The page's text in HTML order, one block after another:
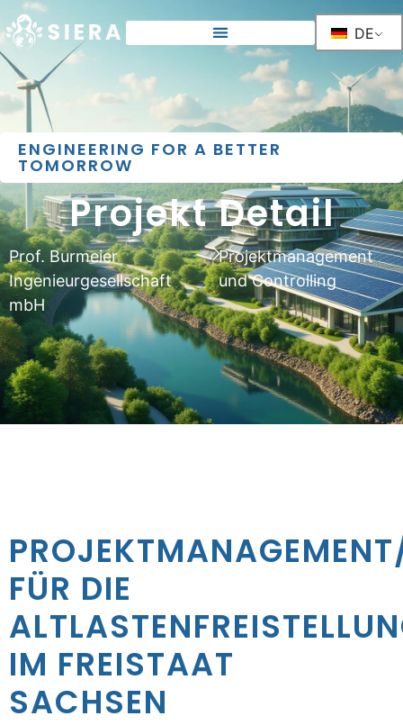
DE
ENGINEERING FOR A BETTER
TOMORROW
Projekt Detail
Prof. Burmeier
Ingenieurgesellschaft
mbH
Projektmanagement
und Controlling
FÜR DIE
IM FREISTAAT
SACHSEN